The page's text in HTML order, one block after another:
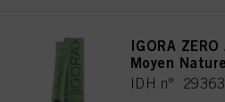
IGORA
Moyen
IDH n°